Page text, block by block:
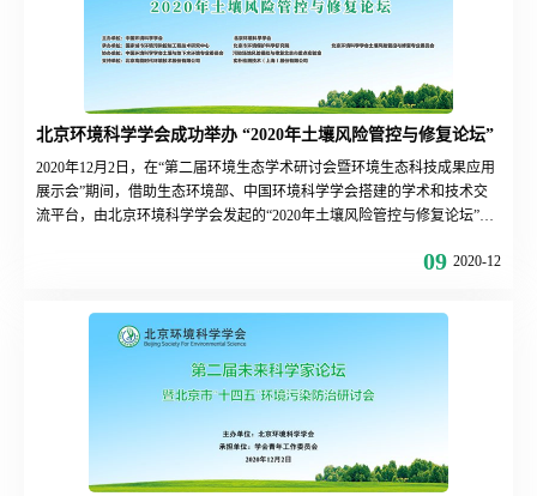
北京环境科学学会成功举办 “2020年土壤风险管控与修复论坛”
2020年12月2日，在“第二届环境生态学术研讨会暨环境生态科技成果应用
展示会”期间，借助生态环境部、中国环境科学学会搭建的学术和技术交
流平台，由北京环境科学学会发起的“2020年土壤风险管控与修复论坛”在
土壤污染最新问题与挑战，探索土壤风险管控与修复新模式，推进土壤污
提供科技支持。
09 2020-12